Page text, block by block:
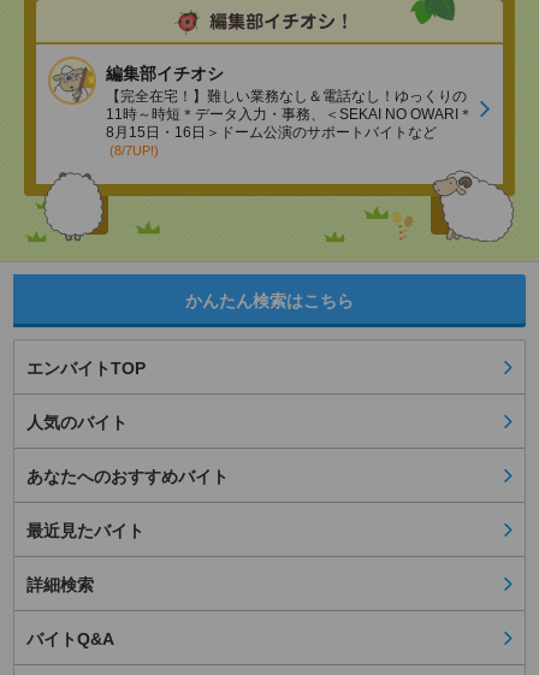
編集部イチオシ
【完全在宅！】難しい業務なし＆電話なし！ゆっくりの
11時～時短＊データ入力・事務、＜SEKAI NO OWARI＊
8月15日・16日＞ドーム公演のサポートバイトなど
(8/7UP!)
かんたん検索はこちら
エンバイトTOP
人気のバイト
あなたへのおすすめバイト
最近見たバイト
詳細検索
バイトQ&A